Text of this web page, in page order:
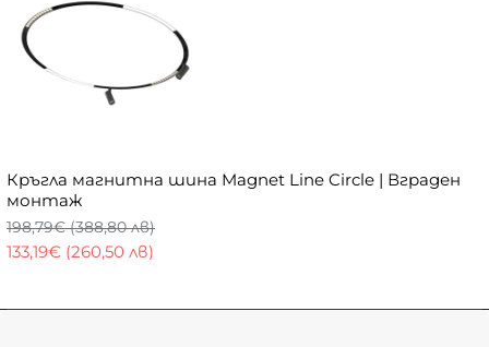
Кръгла магнитна шина Magnet Line Circle | Вграден
монтаж
133,19€ (260,50 лв)
198,79€ (388,80 лв)